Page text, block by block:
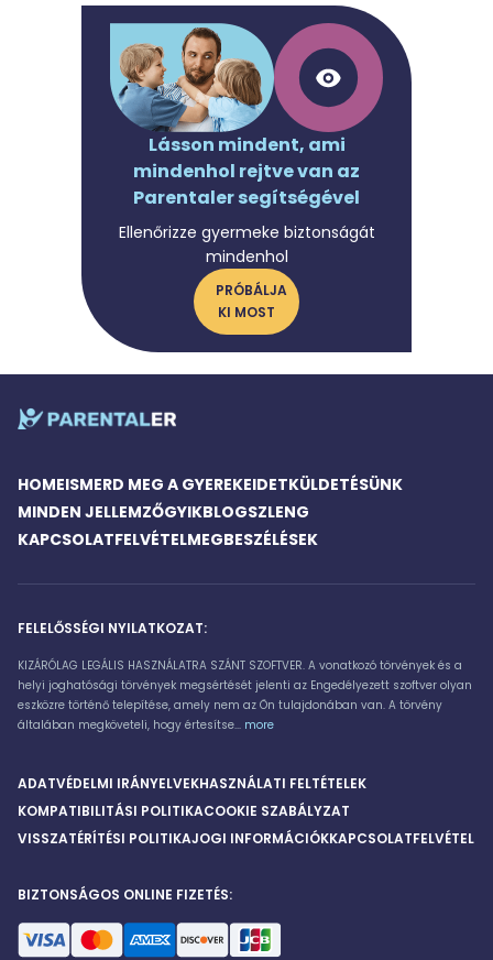
Lásson mindent, ami
mindenhol rejtve van az
Parentaler segítségével
Ellenőrizze gyermeke biztonságát
mindenhol
PRÓBÁLJA
KI MOST
HOMEISMERD MEG A GYEREKEIDETKÜLDETÉSÜNK
MINDEN JELLEMZŐGYIKBLOGSZLENG
KAPCSOLATFELVÉTELMEGBESZÉLÉSEK
BIZTONSÁGOS ONLINE FIZETÉS:
FELELŐSSÉGI NYILATKOZAT:
KIZÁRÓLAG LEGÁLIS HASZNÁLATRA SZÁNT SZOFTVER. A vonatkozó törvények és a
helyi joghatósági törvények megsértését jelenti az Engedélyezett szoftver olyan
eszközre történő telepítése, amely nem az Ön tulajdonában van. A törvény
általában megköveteli, hogy értesítse... more
ADATVÉDELMI IRÁNYELVEKHASZNÁLATI FELTÉTELEK
KOMPATIBILITÁSI POLITIKACOOKIE SZABÁLYZAT
VISSZATÉRÍTÉSI POLITIKAJOGI INFORMÁCIÓKKAPCSOLATFELVÉTEL